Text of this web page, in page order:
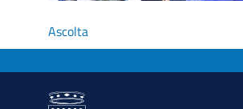
Ascolta